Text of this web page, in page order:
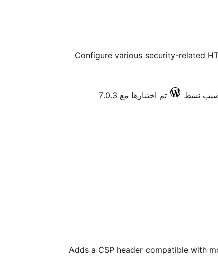
Configure various security-related
تم اختبارها مع 7.0.3
Adds a CSP header compatible with